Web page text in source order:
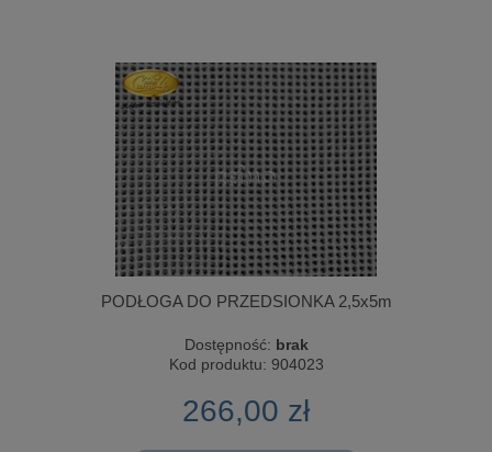
PODŁOGA DO PRZEDSIONKA 2,5x5m
Dostępność: brak
Kod produktu: 904023
266,00 zł